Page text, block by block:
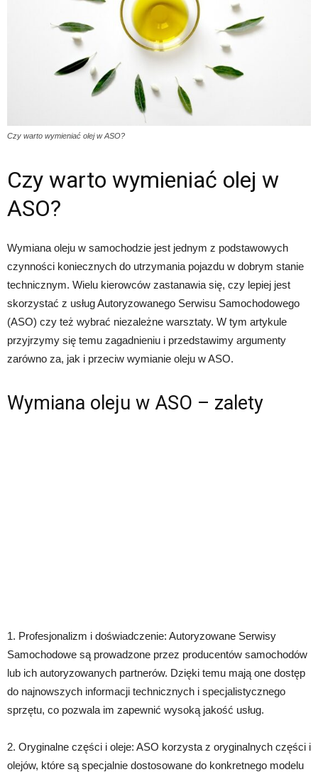
Czy warto wymieniać olej w ASO?
Czy warto wymieniać olej w
ASO?
Wymiana oleju w samochodzie jest jednym z podstawowych
czynności koniecznych do utrzymania pojazdu w dobrym stanie
technicznym. Wielu kierowców zastanawia się, czy lepiej jest
skorzystać z usług Autoryzowanego Serwisu Samochodowego
(ASO) czy też wybrać niezależne warsztaty. W tym artykule
przyjrzymy się temu zagadnieniu i przedstawimy argumenty
zarówno za, jak i przeciw wymianie oleju w ASO.
Wymiana oleju w ASO – zalety
1. Profesjonalizm i doświadczenie: Autoryzowane Serwisy
Samochodowe są prowadzone przez producentów samochodów
lub ich autoryzowanych partnerów. Dzięki temu mają one dostęp
do najnowszych informacji technicznych i specjalistycznego
sprzętu, co pozwala im zapewnić wysoką jakość usług.
2. Oryginalne części i oleje: ASO korzysta z oryginalnych części i
olejów, które są specjalnie dostosowane do konkretnego modelu